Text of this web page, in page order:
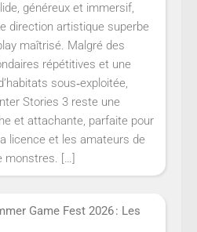
généreux et immersif,
direction artistique superbe
maîtrisé. Malgré des
répétitives et une
sous‑exploitée,
Stories 3 reste une
et attachante, parfaite pour
licence et les amateurs de
monstres. […]
Game Fest 2026 : Les